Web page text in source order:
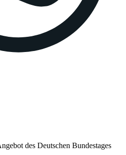
des Deutschen Bundestages